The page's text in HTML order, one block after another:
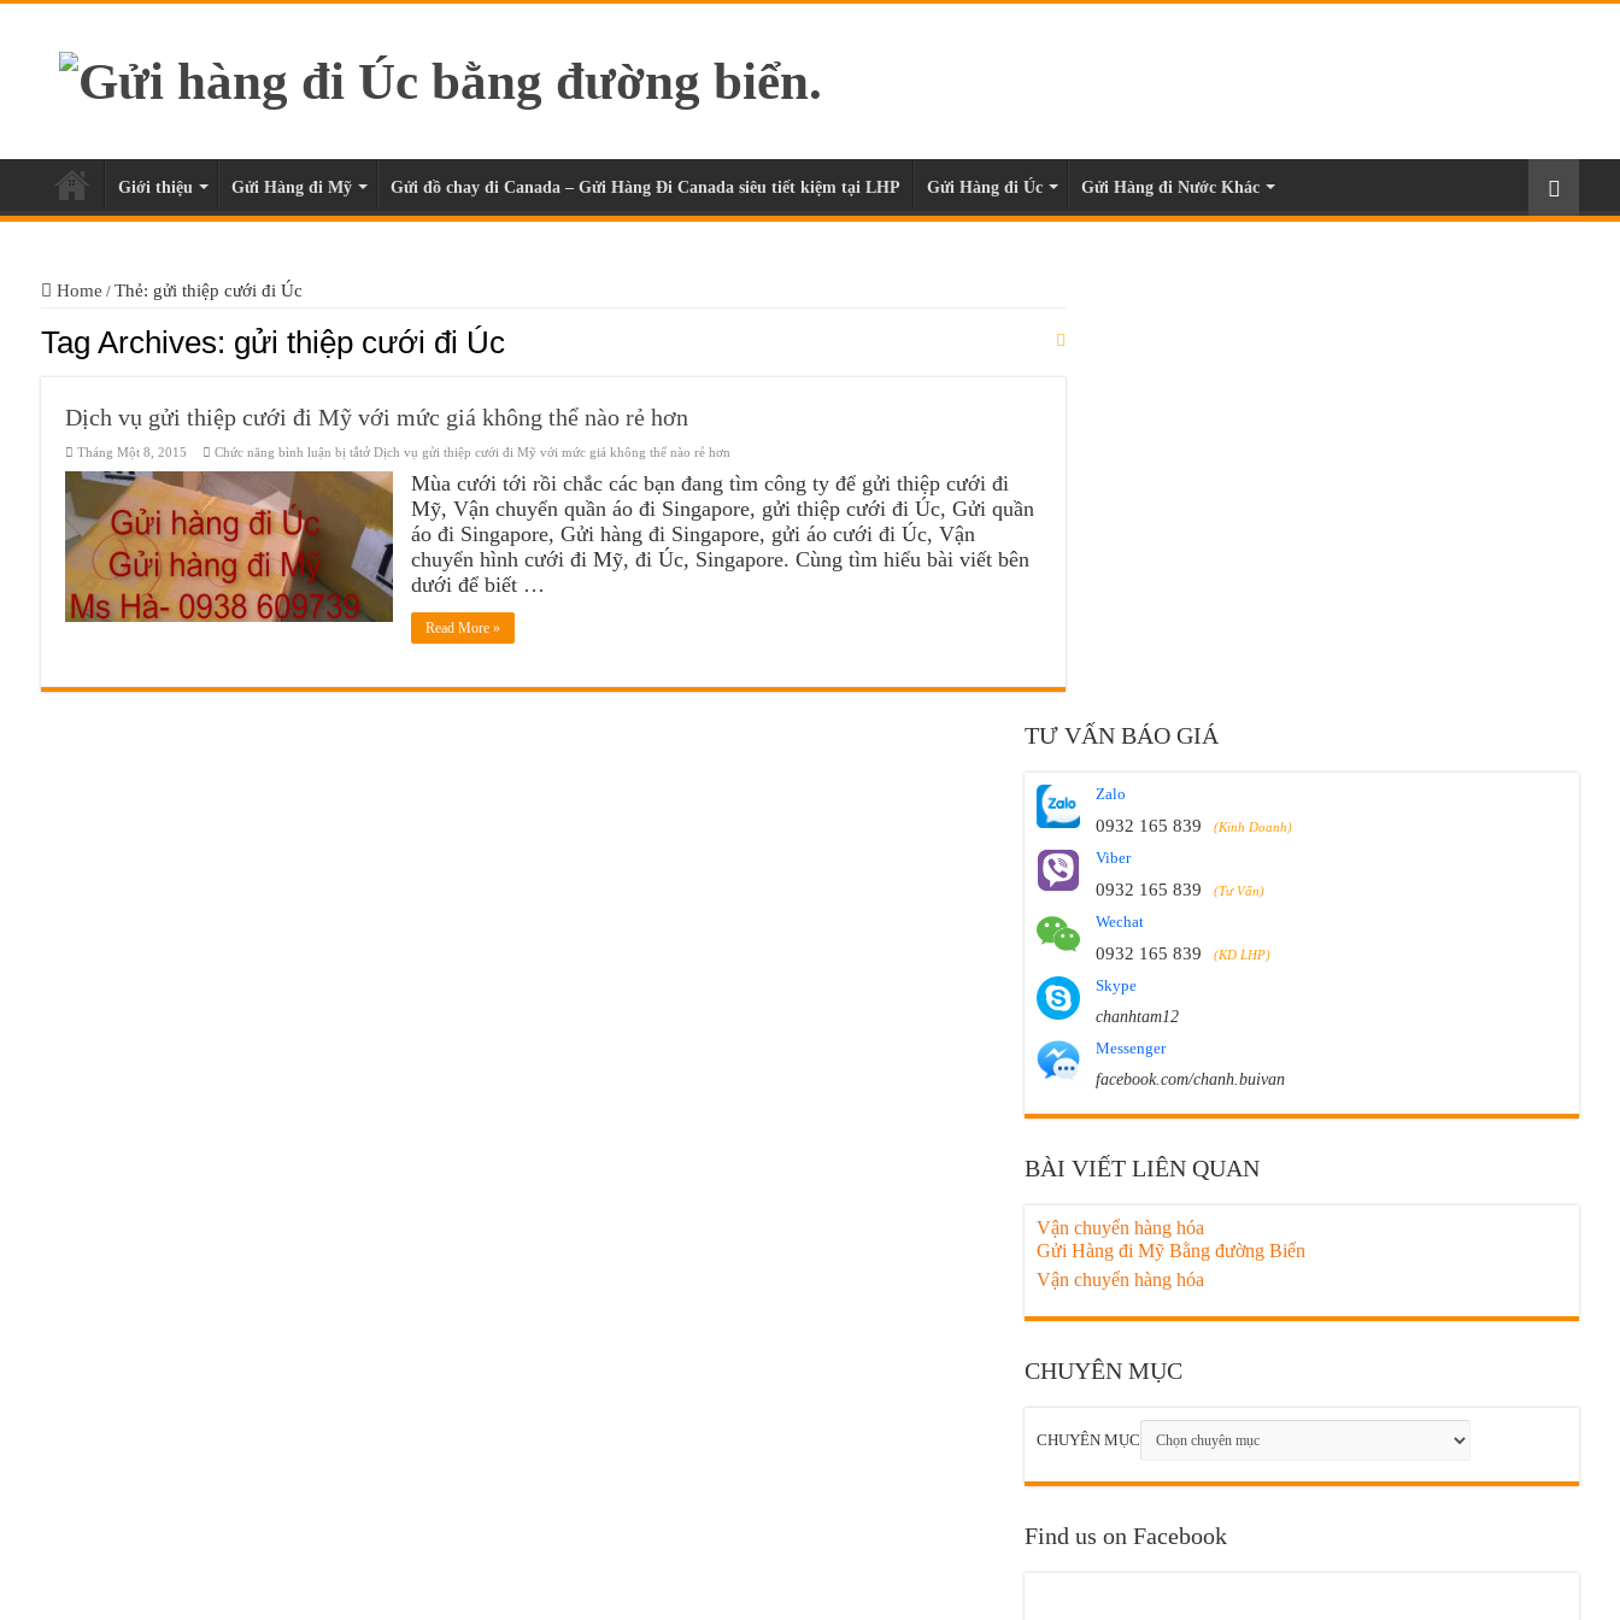
Giới thiệu Gửi Hàng đi Mỹ Gửi đồ chay đi Canada – Gửi Hàng Đi Canada siêu tiết kiệm tại LHP Gửi Hàng đi Úc Gửi Hàng đi Nước Khác
Home / Thẻ: gửi thiệp cưới đi Úc
Tag Archives: gửi thiệp cưới đi Úc
Dịch vụ gửi thiệp cưới đi Mỹ với mức giá không thể nào rẻ hơn
Tháng Một 8, 2015 Chức năng bình luận bị tắtở Dịch vụ gửi thiệp cưới đi Mỹ với mức giá không thể nào rẻ hơn
Mùa cưới tới rồi chắc các bạn đang tìm công ty để gửi thiệp cưới đi
Mỹ, Vận chuyển quần áo đi Singapore, gửi thiệp cưới đi Úc, Gửi quần
áo đi Singapore, Gửi hàng đi Singapore, gửi áo cưới đi Úc, Vận
chuyển hình cưới đi Mỹ, đi Úc, Singapore. Cùng tìm hiểu bài viết bên
dưới để biết …
Read More »
TƯ VẤN BÁO GIÁ
Zalo
0932 165 839 (Kinh Doanh)
Viber
0932 165 839 (Tư Vấn)
Wechat
0932 165 839 (KD LHP)
Skype
chanhtam12
Messenger
facebook.com/chanh.buivan
BÀI VIẾT LIÊN QUAN
Vận chuyển hàng hóa
Gửi Hàng đi Mỹ Bằng đường Biển
Vận chuyển hàng hóa
CHUYÊN MỤC
CHUYÊN MỤC
Find us on Facebook